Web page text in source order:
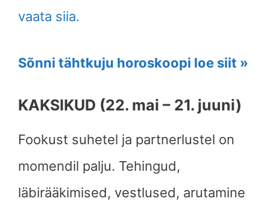
vaata siia.
Sõnni tähtkuju horoskoopi loe siit »
KAKSIKUD (22. mai – 21. juuni)
Fookust suhetel ja partnerlustel on
momendil palju. Tehingud,
läbirääkimised, vestlused, arutamine